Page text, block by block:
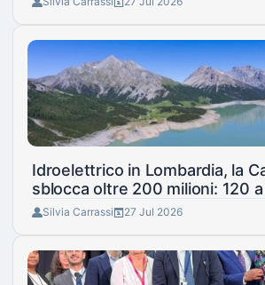
Idroelettrico in Lombardia, la
sblocca oltre 200 milioni: 120
Silvia Carrassi 27 Jul 2026